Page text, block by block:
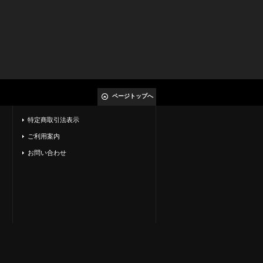
ページトップへ
特定商取引法表示
ご利用案内
お問い合わせ